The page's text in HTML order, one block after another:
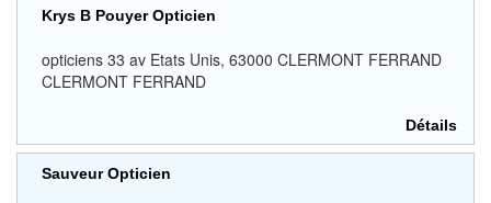
Krys B Pouyer Opticien
opticiens 33 av Etats Unis, 63000 CLERMONT FERRAND
CLERMONT FERRAND
Détails
Sauveur Opticien